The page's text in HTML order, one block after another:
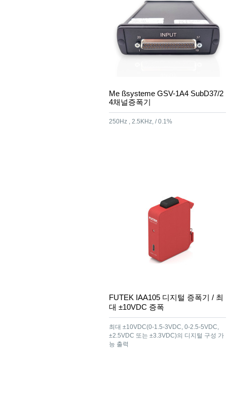
Me ßsysteme GSV-1A4 SubD37/2
4채널증폭기
250Hz , 2.5KHz, / 0.1%
FUTEK IAA105 디지털 증폭기 / 최
대 ±10VDC 증폭
최대 ±10VDC(0-1.5-3VDC, 0-2.5-5VDC,
±2.5VDC 또는 ±3.3VDC)의 디지털 구성 가
능 출력